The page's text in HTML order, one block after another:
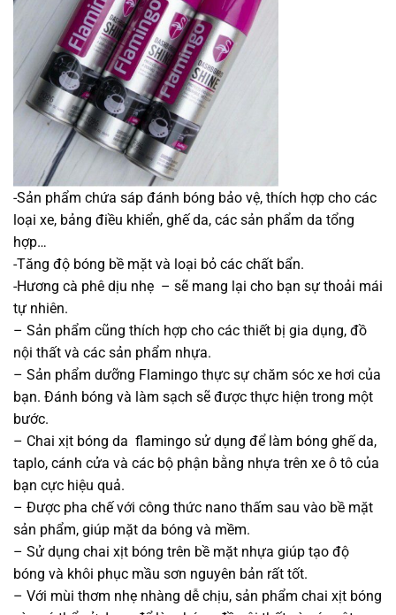
-Sản phẩm chứa sáp đánh bóng bảo vệ, thích hợp cho các
loại xe, bảng điều khiển, ghế da, các sản phẩm da tổng
hợp…
-Tăng độ bóng bề mặt và loại bỏ các chất bẩn.
-Hương cà phê dịu nhẹ – sẽ mang lại cho bạn sự thoải mái
tự nhiên.
– Sản phẩm cũng thích hợp cho các thiết bị gia dụng, đồ
nội thất và các sản phẩm nhựa.
– Sản phẩm dưỡng Flamingo thực sự chăm sóc xe hơi của
bạn. Đánh bóng và làm sạch sẽ được thực hiện trong một
bước.
– Chai xịt bóng da flamingo sử dụng để làm bóng ghế da,
taplo, cánh cửa và các bộ phận bằng nhựa trên xe ô tô của
bạn cực hiệu quả.
– Được pha chế với công thức nano thấm sau vào bề mặt
sản phẩm, giúp mặt da bóng và mềm.
– Sử dụng chai xịt bóng trên bề mặt nhựa giúp tạo độ
bóng và khôi phục mầu sơn nguyên bản rất tốt.
– Với mùi thơm nhẹ nhàng dễ chịu, sản phẩm chai xịt bóng